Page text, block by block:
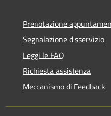
Prenotazione
Segnalazione disservizio
Leggi le FAQ
Richiesta assistenza
Meccanismo di Feedback